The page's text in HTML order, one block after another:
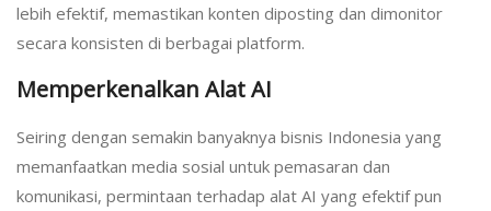
lebih efektif, memastikan konten diposting dan dimonitor
secara konsisten di berbagai platform.
Memperkenalkan Alat AI
Seiring dengan semakin banyaknya bisnis Indonesia yang
memanfaatkan media sosial untuk pemasaran dan
komunikasi, permintaan terhadap alat AI yang efektif pun